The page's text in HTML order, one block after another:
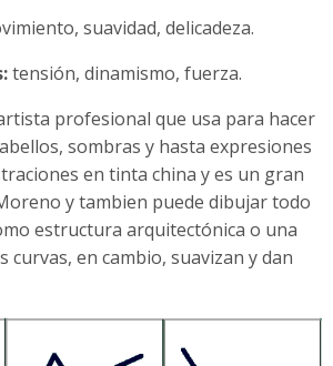
suavidad, delicadeza.
tensión, dinamismo, fuerza.
profesional que usa para hacer
sombras y hasta expresiones
en tinta china y es un gran
y tambien puede dibujar todo
estructura arquitectónica o una
curvas, en cambio, suavizan y dan